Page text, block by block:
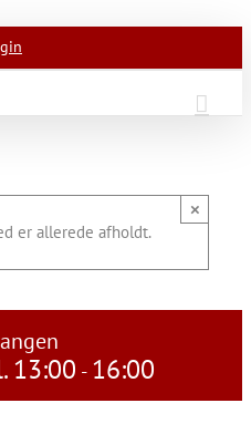
er allerede afholdt.
×
13:00 - 16:00